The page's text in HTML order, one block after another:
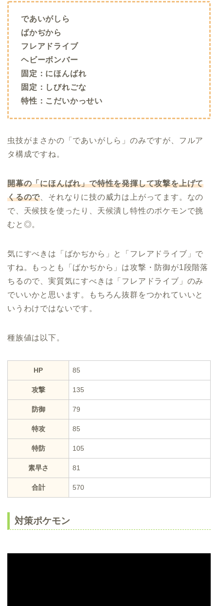
であいがしら
ばかぢから
フレアドライブ
ヘビーボンバー
固定：にほんばれ
固定：しびれごな
特性：こだいかっせい
虫技がまさかの「であいがしら」のみですが、フルア
タ構成ですね。
開幕の「にほんばれ」で特性を発揮して攻撃を上げて
くるので 、それなりに技の威力は上がってます。なの
で、天候技を使ったり、天候潰し特性のポケモンで挑
むと◎。
気にすべきは「ばかぢから」と「フレアドライブ」で
すね。もっとも「ばかぢから」は攻撃・防御が1段階落
ちるので、実質気にすべきは「フレアドライブ」のみ
でいいかと思います。もちろん抜群をつかれていいと
いうわけではないです。
種族値は以下。
HP 85
攻撃 135
防御 79
特攻 85
特防 105
素早さ 81
合計 570
対策ポケモン